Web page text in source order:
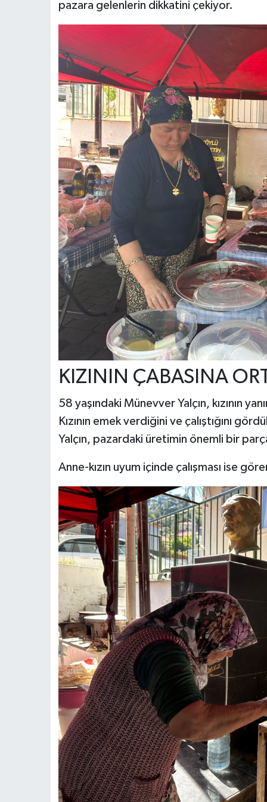
pazara gelenlerin dikkatini çekiyor.
KIZININ ÇABASINA
58 yaşındaki Münevver Yalçın, kızının
Kızının emek verdiğini ve çalıştığını
Yalçın, pazardaki üretimin önemli bir
Anne-kızın uyum içinde çalışması ise